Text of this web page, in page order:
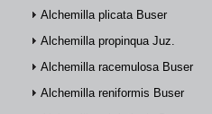
Alchemilla plicata Buser
Alchemilla propinqua Juz.
Alchemilla racemulosa Buser
Alchemilla reniformis Buser